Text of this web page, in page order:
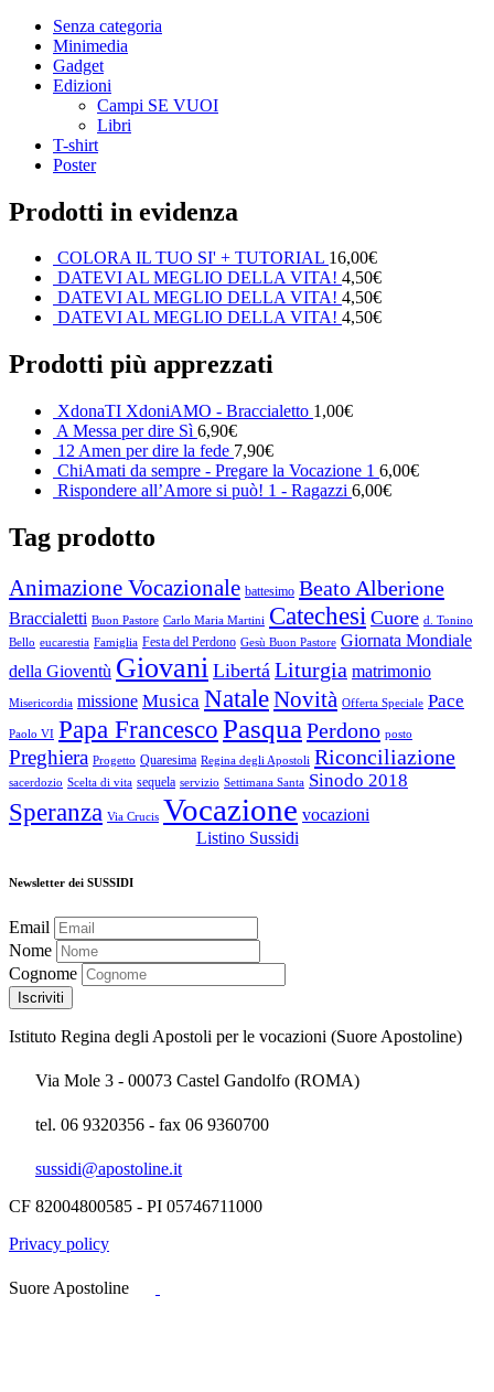
Senza categoria
Minimedia
Gadget
Edizioni
Campi SE VUOI
Libri
T-shirt
Poster
Prodotti in evidenza
COLORA IL TUO SI' + TUTORIAL 16,00€
DATEVI AL MEGLIO DELLA VITA! 4,50€
DATEVI AL MEGLIO DELLA VITA! 4,50€
DATEVI AL MEGLIO DELLA VITA! 4,50€
Prodotti più apprezzati
XdonaTI XdoniAMO - Braccialetto 1,00€
A Messa per dire Sì 6,90€
12 Amen per dire la fede 7,90€
ChiAmati da sempre - Pregare la Vocazione 1 6,00€
Rispondere all’Amore si può! 1 - Ragazzi 6,00€
Tag prodotto
Animazione Vocazionale battesimo Beato Alberione
Braccialetti Buon Pastore Carlo Maria Martini Catechesi Cuore d. Tonino
Bello eucarestia Famiglia Festa del Perdono Gesù Buon Pastore Giornata Mondiale
della Gioventù Giovani Libertá Liturgia matrimonio
Misericordia missione Musica NataleNovità Offerta Speciale Pace
Paolo VI Papa FrancescoPasqua Perdono posto
Preghiera Progetto Quaresima Regina degli Apostoli Riconciliazione
sacerdozio Scelta di vita sequela servizio Settimana Santa Sinodo 2018
Speranza Via Crucis Vocazione vocazioni
Listino Sussidi
Newsletter dei SUSSIDI
Email
Nome
Cognome
Istituto Regina degli Apostoli per le vocazioni (Suore Apostoline)
Via Mole 3 - 00073 Castel Gandolfo (ROMA)
tel. 06 9320356 - fax 06 9360700
sussidi@apostoline.it
CF 82004800585 - PI 05746711000
Privacy policy
Suore Apostoline